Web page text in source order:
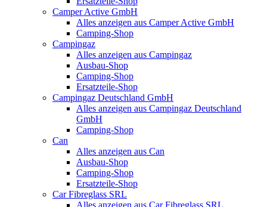
Camper Active GmbH
Alles anzeigen aus Camper Active GmbH
Camping-Shop
Campingaz
Alles anzeigen aus Campingaz
Ausbau-Shop
Camping-Shop
Ersatzteile-Shop
Campingaz Deutschland GmbH
Alles anzeigen aus Campingaz Deutschland
GmbH
Camping-Shop
Can
Alles anzeigen aus Can
Ausbau-Shop
Camping-Shop
Ersatzteile-Shop
Car Fibreglass SRL
Alles anzeigen aus Car Fibreglass SRL